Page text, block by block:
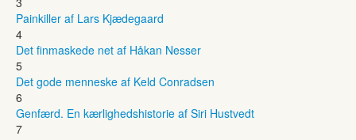
Painkiller af Lars Kjædegaard
4
Det finmaskede net af Håkan Nesser
5
Det gode menneske af Keld Conradsen
6
Genfærd. En kærlighedshistorie af Siri Hustvedt
7